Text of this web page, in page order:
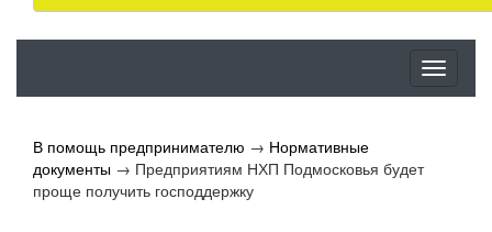
Меню
В помощь предпринимателю → Нормативные
документы → Предприятиям НХП Подмосковья будет
проще получить господдержку